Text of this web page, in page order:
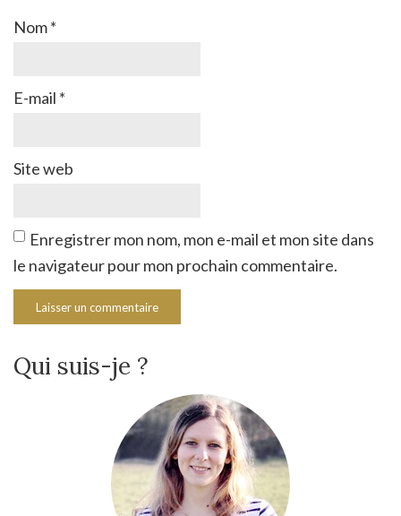
Nom*
E-mail *
Site web
Enregistrer mon nom, mon e-mail et mon site dans
le navigateur pour mon prochain commentaire.
Qui suis-je ?